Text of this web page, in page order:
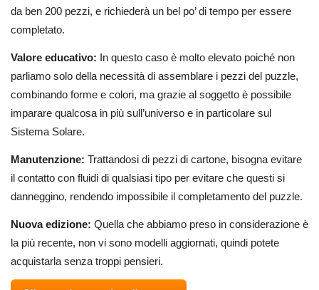
da ben 200 pezzi, e richiederà un bel po’ di tempo per essere
completato.
Valore educativo: In questo caso è molto elevato poiché non
parliamo solo della necessità di assemblare i pezzi del puzzle,
combinando forme e colori, ma grazie al soggetto è possibile
imparare qualcosa in più sull’universo e in particolare sul
Sistema Solare.
Manutenzione: Trattandosi di pezzi di cartone, bisogna evitare
il contatto con fluidi di qualsiasi tipo per evitare che questi si
danneggino, rendendo impossibile il completamento del puzzle.
Nuova edizione: Quella che abbiamo preso in considerazione è
la più recente, non vi sono modelli aggiornati, quindi potete
acquistarla senza troppi pensieri.